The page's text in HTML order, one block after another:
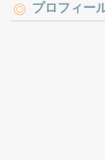
プロフィー